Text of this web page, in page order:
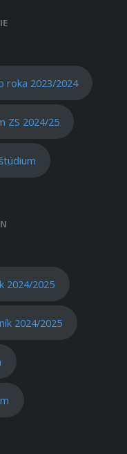
roka 2023/2024
ZS 2024/25
2024/2025
2024/2025